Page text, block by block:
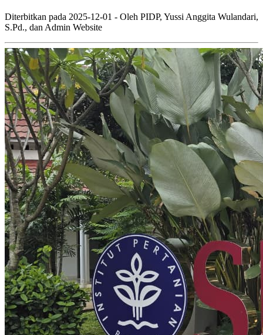
Diterbitkan pada 2025-12-01 - Oleh PIDP, Yussi Anggita Wulandari,
S.Pd., dan Admin Website